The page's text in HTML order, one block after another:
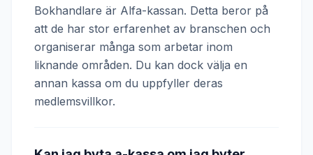
Bokhandlare är Alfa-kassan. Detta beror på
att de har stor erfarenhet av branschen och
organiserar många som arbetar inom
liknande områden. Du kan dock välja en
annan kassa om du uppfyller deras
medlemsvillkor.